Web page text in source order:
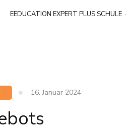
EEDUCATION EXPERT PLUS SCHULE
16. Januar 2024